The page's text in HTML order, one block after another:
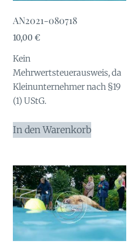
AN2021-080718
10,00€
Kein
Mehrwertsteuerausweis, da
Kleinunternehmer nach §19
(1) UStG.
In den Warenkorb